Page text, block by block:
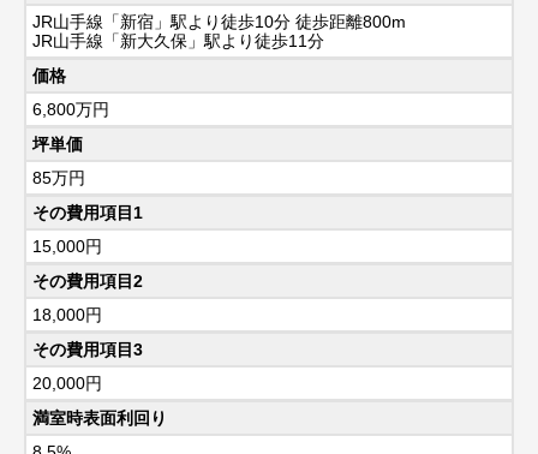
JR山手線「新宿」駅より徒歩10分 徒歩距離800m
JR山手線「新大久保」駅より徒歩11分
価格
6,800万円
坪単価
85万円
その費用項目1
15,000円
その費用項目2
18,000円
その費用項目3
20,000円
満室時表面利回り